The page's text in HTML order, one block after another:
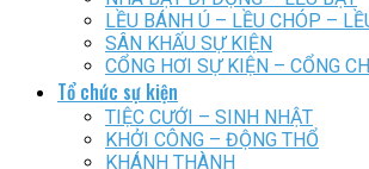
LỀU BÁNH Ú – LỀU CHÓP –
SÂN KHẤU SỰ KIỆN
CỔNG HƠI SỰ KIỆN – CỔNG
Tổ chức sự kiện
TIỆC CƯỚI – SINH NHẬT
KHỞI CÔNG – ĐỘNG THỔ
KHÁNH THÀNH